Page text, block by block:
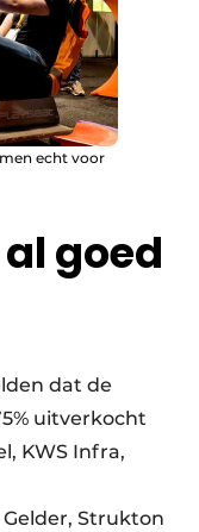
echt voor
goed
dat de
uitverkocht
KWS Infra,
Strukton